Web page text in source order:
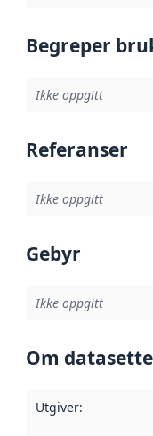
Begreper
Ikke oppgitt
Referanser
Ikke oppgitt
Gebyr
Ikke oppgitt
Om
Utgiver: